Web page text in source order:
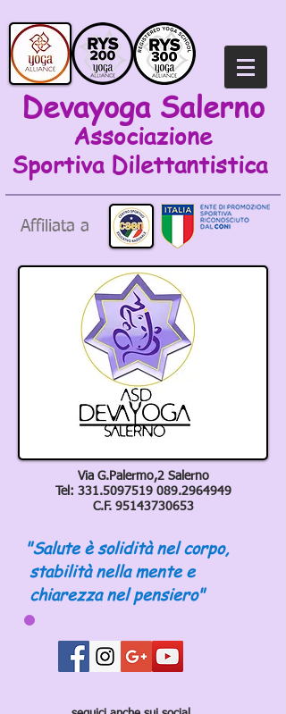
Devayoga Salerno
Associazione
Sportiva Dilettantistica
Affiliata a
Via G.Palermo,2 Salerno
Tel: 331.5097519 089.2964949
C.F. 95143730653
"Salute è solidità nel corpo,
stabilità nella mente e
chiarezza nel pensiero"